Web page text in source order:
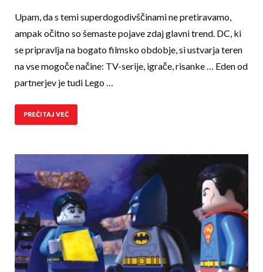
Upam, da s temi superdogodivščinami ne pretiravamo,
ampak očitno so šemaste pojave zdaj glavni trend. DC, ki
se pripravlja na bogato filmsko obdobje, si ustvarja teren
na vse mogoče načine: TV-serije, igrače, risanke … Eden od
partnerjev je tudi Lego …
PREČITAJ VEČ